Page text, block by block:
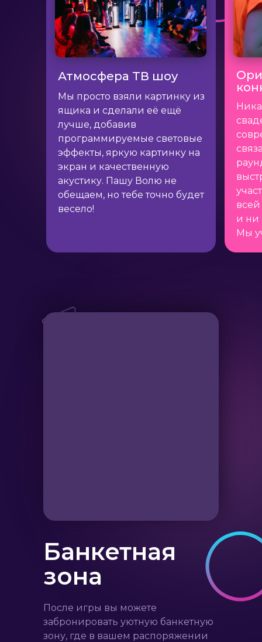
Мы просто взяли картинку из
ящика и сделали её ещё
лучше, добавив
программируемые световые
эффекты, яркую картинку на
экран и качественную
акустику. Пашу Волю не
обещаем, но тебе точно будет
весело!
Атмосфера ТВ шоу
всей
и ни
Мы
Банкетная
зона
После игры вы можете
забронировать уютную банкетную
зону, где в вашем распоряжении